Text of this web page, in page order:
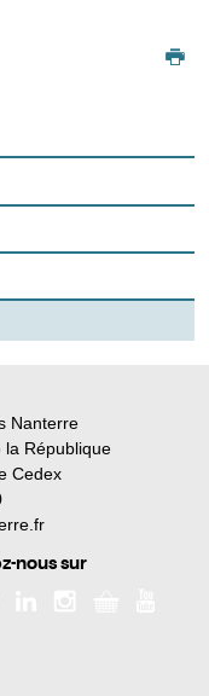
Nanterre
la République
Cedex
nous sur